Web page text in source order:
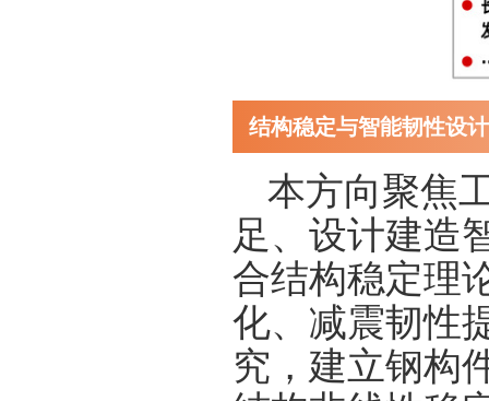
结构稳定与智能韧性设计
本方向聚焦
足、设计建造
合结构稳定理
化、减震韧性
究，建立钢构